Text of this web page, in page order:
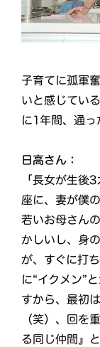
子育てに孤軍
いと感じてい
に1年間、通っ
日高さん：
「長女が生後
座に、妻が僕
若いお母さん
かしいし、身
が、すぐに打
に“イクメン”
すから、最初
（笑）、回を
る同じ仲間』